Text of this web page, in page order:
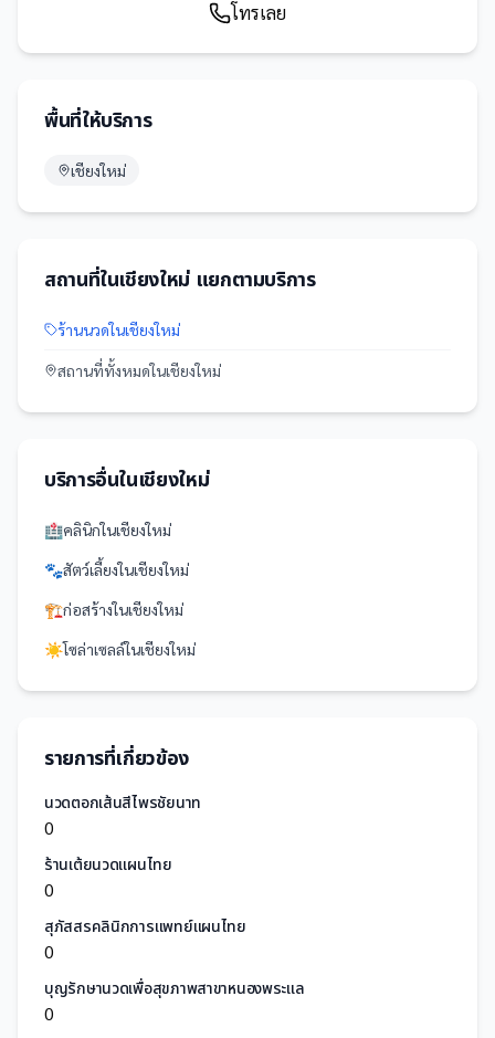
โทรเลย
พื้นที่ให้บริการ
เชียงใหม่
สถานที่ในเชียงใหม่แยกตามบริการ
ร้านนวดในเชียงใหม่
สถานที่ทั้งหมดในเชียงใหม่
บริการอื่นในเชียงใหม่
🏥คลินิกในเชียงใหม่
🐾สัตว์เลี้ยงในเชียงใหม่
🏗️ก่อสร้างในเชียงใหม่
☀️โซล่าเซลล์ในเชียงใหม่
รายการที่เกี่ยวข้อง
นวดตอกเส้นสีไพรชัยนาท
0
ร้านเต้ยนวดแผนไทย
0
สุภัสสรคลินิกการแพทย์แผนไทย
0
บุญรักษานวดเพื่อสุขภาพสาขาหนองพระแล
0